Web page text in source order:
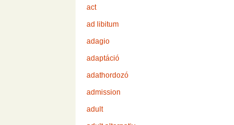
act
ad libitum
adagio
adaptáció
adathordozó
admission
adult